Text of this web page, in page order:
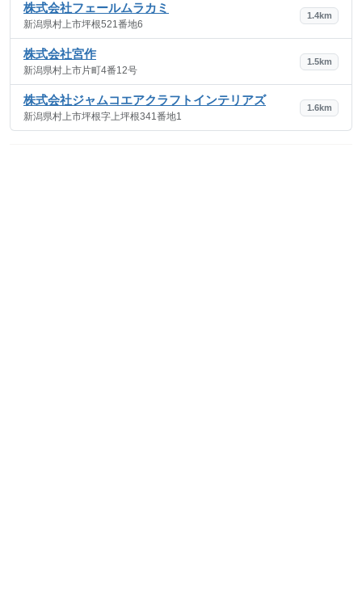
株式会社フェールムラカミ
新潟県村上市坪根521番地6
1.4km
株式会社宮作
新潟県村上市片町4番12号
1.5km
株式会社ジャムコエアクラフトインテリアズ
新潟県村上市坪根字上坪根341番地1
1.6km